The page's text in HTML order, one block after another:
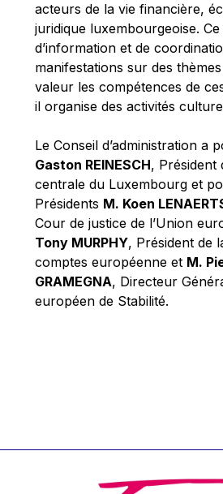
Mireille Delmas-Marty
Nobuo Tanaka
Otmar Issing
Paolo Mengozzi
Paschal Donohoe
Pat Cox
Patrizia Nanz
Philippe Maystadt
Pierre Gramegna
Richard Pelly
Robert Goebbels
Robert REYNDERS
Timothy Radcliffe
Vaclav Klaus
acteurs de la vie financière,
juridique luxembourgeoise.
d’information et de
manifestations sur des
valeur les compétences de
il organise des activités
Le Conseil d’administration a
Gaston REINESCH, Président
centrale du Luxembourg et
Présidents M. Koen
Cour de justice de l’Union
Tony MURPHY, Président de
comptes européenne et M.
GRAMEGNA, Directeur
européen de Stabilité.